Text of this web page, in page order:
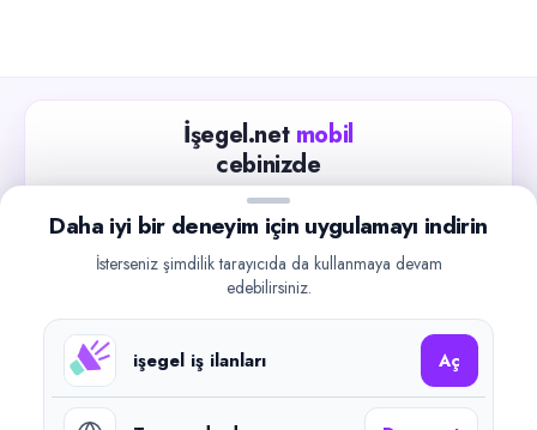
İşegel.net mobil
cebinizde
Güncel iş ilanlarını takip edin, işverenlerle hızlıca
iletişime geçin.
Google Play
Daha iyi bir deneyim için uygulamayı indirin
İsterseniz şimdilik tarayıcıda da kullanmaya devam
edebilirsiniz.
işegel iş ilanları Aç